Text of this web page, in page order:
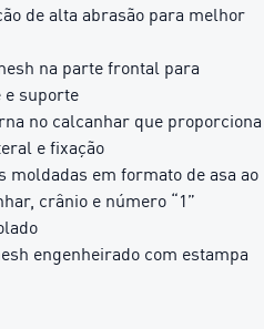
de alta abrasão para melhor
na parte frontal para
suporte
no calcanhar que proporciona
e fixação
moldadas em formato de asa ao
crânio e número “1”
engenheirado com estampa